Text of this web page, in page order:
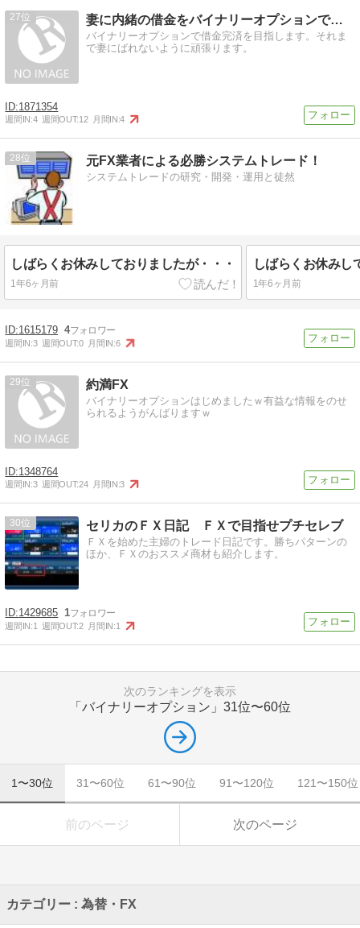
27 妻に内緒の借金をバイナリーオプションで返済するブログ
バイナリーオプションで借金完済を目指します。それま
で妻にばれないように頑張ります。
1871354
週間IN:4 週間OUT:12 月間IN:4
28 元FX業者による必勝システムトレード！
システムトレードの研究・開発・運用と徒然
しばらくお休みしておりましたが・・・
1年6ヶ月前
しばらくお休みし
1年6ヶ月前
1615179 4
週間IN:3 週間OUT:0 月間IN:6
29 約満FX
バイナリーオプションはじめましたｗ有益な情報をのせ
られるようがんばりますｗ
1348764
週間IN:3 週間OUT:24 月間IN:3
30 セリカのＦＸ日記 ＦＸで目指せプチセレブ
ＦＸを始めた主婦のトレード日記です。勝ちパターンの
ほか、ＦＸのおススメ商材も紹介します。
1429685 1
週間IN:1 週間OUT:2 月間IN:1
次のランキングを表示
「バイナリーオプション」 31位〜60位
1〜30位 31〜60位 61〜90位 91〜120位 121〜150位
前のページ 次のページ
カテゴリー : 為替・FX